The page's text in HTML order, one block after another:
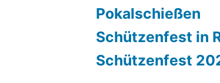
Pokalschießen
Schützenfest in
Schützenfest